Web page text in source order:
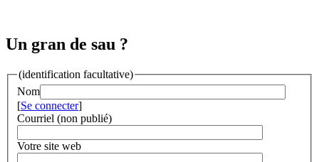
Un gran de sau ?
(identification facultative)
Nom
[Se connecter]
Courriel (non publié)
Votre site web